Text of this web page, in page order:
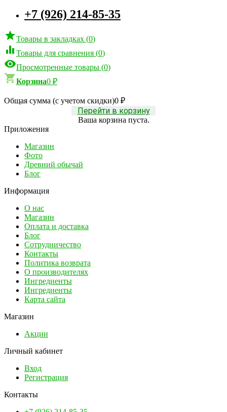
+7 (926) 214-85-35
Товары в закладках (0)
 Товары для сравнения (0)
Просмотренные товары (0)
Корзина0 ₽
Общая сумма (с учетом скидки)0 ₽
Перейти в корзину
Ваша корзина пуста.
Приложения
Магазин
Фото
Древний обычай
Блог
Информация
О нас
Магазин
Оплата и доставка
Блог
Сотрудничество
Контакты
Политика возврата
О производителях
Ингредиенты
Ингредиенты
Карта сайта
Магазин
Акции
Личный кабинет
Вход
Регистрация
Контакты